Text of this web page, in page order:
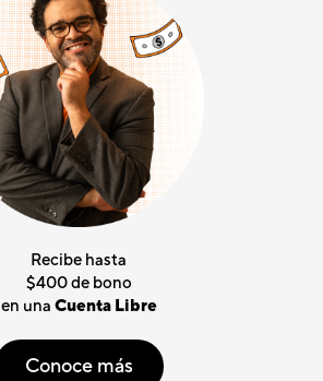
Recibe hasta
$400 de bono
en una Cuenta Libre
Conoce más